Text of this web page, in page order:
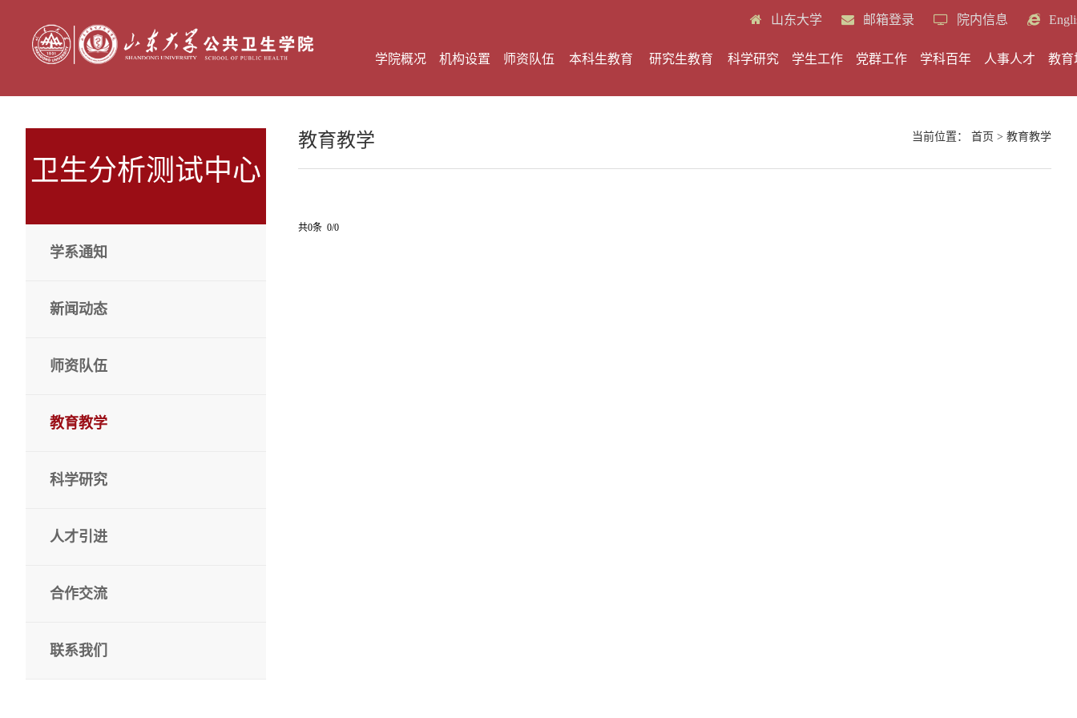
山东大学 邮箱登录 院内信息
学院概况 机构设置 师资队伍 本科生教育 研究生教育 科学研究 学生工作 党群工作 学科百年 人事人才 教育
卫生分析测试中心
学系通知
新闻动态
师资队伍
教育教学
科学研究
人才引进
合作交流
联系我们
教育教学 当前位置： 首页 > 教育教学
共0条 0/0